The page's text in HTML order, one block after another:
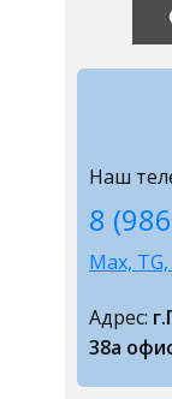
Наш
8
Max,
Адрес:
38а